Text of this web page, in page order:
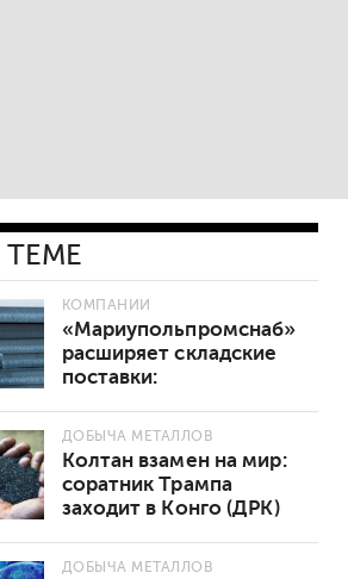
КОМПАНИИ
«Мариупольпромснаб»
расширяет складские
поставки:
стали теперь в наличии
ДОБЫЧА МЕТАЛЛОВ
Колтан взамен на мир:
соратник Трампа
заходит в Конго (ДРК)
ДОБЫЧА МЕТАЛЛОВ